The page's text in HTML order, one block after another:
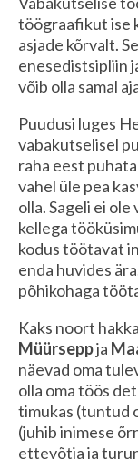
töögraafikut ise
asjade kõrvalt.
enesedistsipliin
võib olla samal
Puudusi luges
vabakutselisel
raha eest
vahel üle pea
olla. Sageli ei
kellega
kodus töötavat
enda huvides
põhikohaga
Kaks noort
Müürseppja
näevad oma
olla oma töös
timukas (tuntud
(juhib inimese
ettevõtja ja